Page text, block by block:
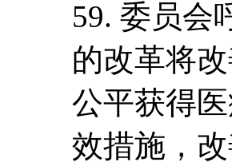
59. 委员会
的改革将
公平获得
效措施，